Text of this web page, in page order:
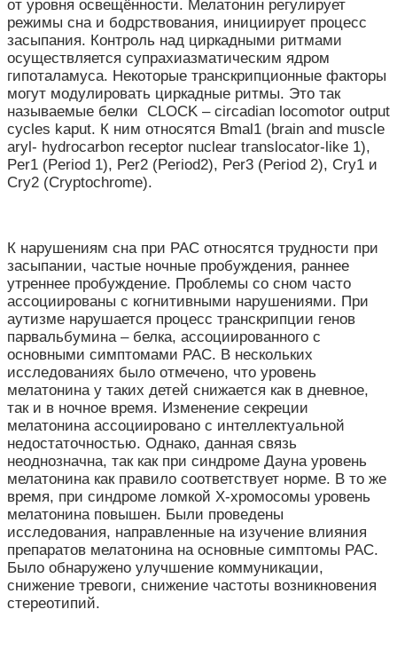
от уровня освещённости. Мелатонин регулирует
режимы сна и бодрствования, инициирует процесс
засыпания. Контроль над циркадными ритмами
осуществляется супрахиазматическим ядром
гипоталамуса. Некоторые транскрипционные факторы
могут модулировать циркадные ритмы. Это так
называемые белки CLOCK – circadian locomotor output
cycles kaput. К ним относятся Bmal1 (brain and muscle
aryl- hydrocarbon receptor nuclear translocator-like 1),
Per1 (Period 1), Per2 (Period2), Per3 (Period 2), Cry1 и
Cry2 (Cryptochrome).
К нарушениям сна при РАС относятся трудности при
засыпании, частые ночные пробуждения, раннее
утреннее пробуждение. Проблемы со сном часто
ассоциированы с когнитивными нарушениями. При
аутизме нарушается процесс транскрипции генов
парвальбумина – белка, ассоциированного с
основными симптомами РАС. В нескольких
исследованиях было отмечено, что уровень
мелатонина у таких детей снижается как в дневное,
так и в ночное время. Изменение секреции
мелатонина ассоциировано с интеллектуальной
недостаточностью. Однако, данная связь
неоднозначна, так как при синдроме Дауна уровень
мелатонина как правило соответствует норме. В то же
время, при синдроме ломкой Х-хромосомы уровень
мелатонина повышен. Были проведены
исследования, направленные на изучение влияния
препаратов мелатонина на основные симптомы РАС.
Было обнаружено улучшение коммуникации,
снижение тревоги, снижение частоты возникновения
стереотипий.